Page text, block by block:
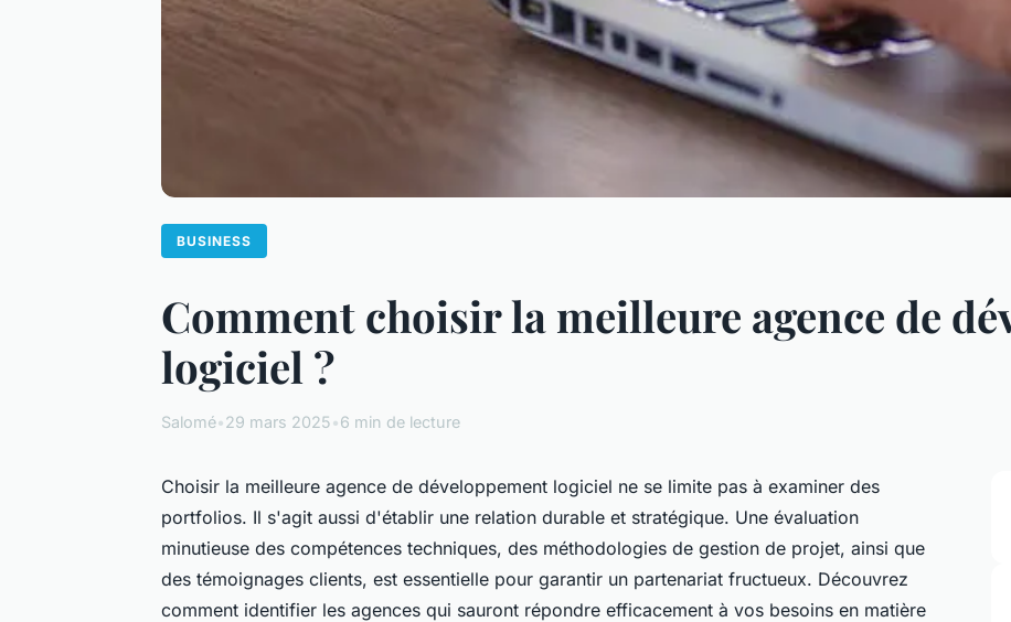
BUSINESS
Comment choisir la meilleure agence de
logiciel ?
Salomé•29 mars 2025•6 min de lecture
Choisir la meilleure agence de développement logiciel ne se limite pas à examiner des
portfolios. Il s'agit aussi d'établir une relation durable et stratégique. Une évaluation
minutieuse des compétences techniques, des méthodologies de gestion de projet, ainsi que
des témoignages clients, est essentielle pour garantir un partenariat fructueux. Découvrez
comment identifier les agences qui sauront répondre efficacement à vos besoins en matière